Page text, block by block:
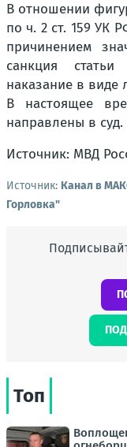
В отношении
по ч. 2 ст. 159 УК
причинением
санкция статьи
наказание в виде
В настоящее
направлены в суд.
Источник: МВД
Источник: Канал в
Горловка"
Топ